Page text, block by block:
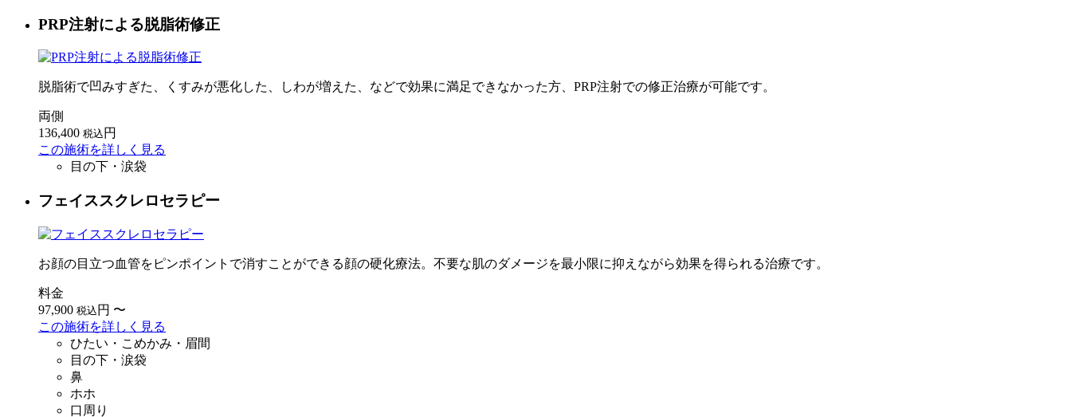
PRP注射による脱脂術修正
脱脂術で凹みすぎた、くすみが悪化した、しわが増えた、などで効果に満足できなかった方、PRP注射での修正治療が可能です。
両側
136,400 税込 円
この施術を詳しく見る
目の下・涙袋
フェイススクレロセラピー
お顔の目立つ血管をピンポイントで消すことができる顔の硬化療法。不要な肌のダメージを最小限に抑えながら効果を得られる治療です。
料金
97,900 税込 円 〜
この施術を詳しく見る
ひたい・こめかみ・眉間
目の下・涙袋
鼻
ホホ
口周り